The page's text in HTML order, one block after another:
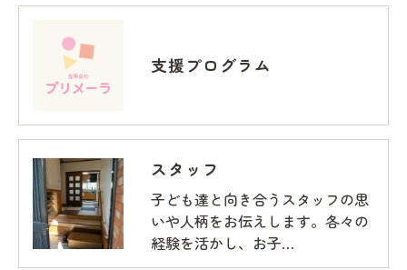
支援プログラム
スタッフ
子ども達と向き合うスタッフの思
いや人柄をお伝えします。各々の
経験を活かし、お子…